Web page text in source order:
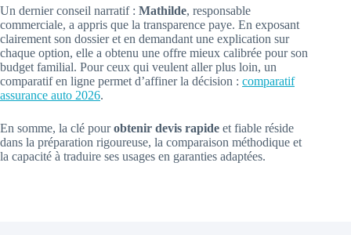
Un dernier conseil narratif : Mathilde, responsable
commerciale, a appris que la transparence paye. En exposant
clairement son dossier et en demandant une explication sur
chaque option, elle a obtenu une offre mieux calibrée pour son
budget familial. Pour ceux qui veulent aller plus loin, un
comparatif en ligne permet d’affiner la décision : comparatif
assurance auto 2026.
En somme, la clé pourobtenir devis rapide et fiable réside
dans la préparation rigoureuse, la comparaison méthodique et
la capacité à traduire ses usages en garanties adaptées.